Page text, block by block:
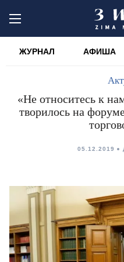
ЖУРНАЛ АФИША
«Не относитесь к
творилось на
05.12.2019